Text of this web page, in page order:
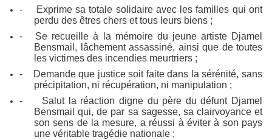
-
Exprime sa totale solidaire avec les familles qui ont
perdu des êtres chers et tous leurs biens ;
- Se recueille à la mémoire du jeune artiste Djamel
Bensmail, lâchement assassiné, ainsi que de toutes
les victimes des incendies meurtriers ;
-
Demande que justice soit faite dans la sérénité, sans
précipitation, ni récupération, ni manipulation ;
-
Salut la réaction digne du père du défunt Djamel
Bensmail qui, de par sa sagesse, sa clairvoyance et
son sens de la mesure, a réussi à éviter à son pays
une véritable tragédie nationale ;